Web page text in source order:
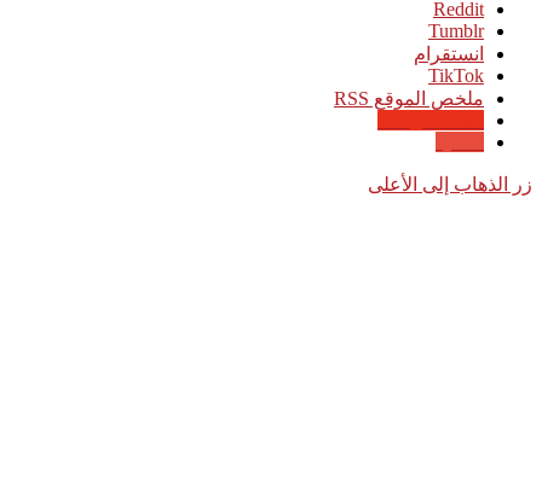
انستقرام
‫TikTok
ملخص الموقع RSS
زر الذهاب إلى الأعلى